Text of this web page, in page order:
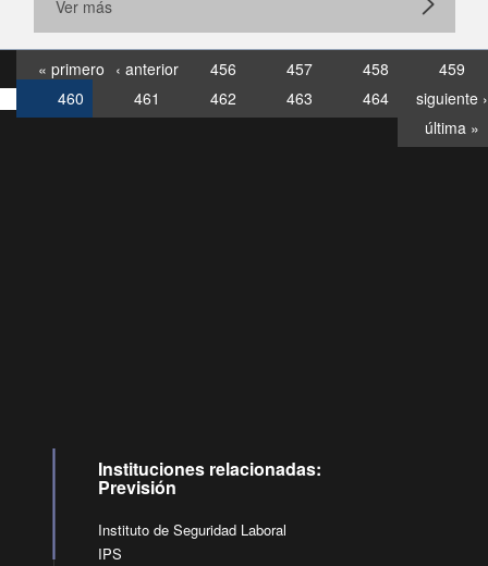
Ver más
« primero ‹ anterior 456 457 458
459
460
461 462 463 464
siguiente ›
última »
Instituciones relacionadas:
Previsión
Instituto de Seguridad Laboral
IPS